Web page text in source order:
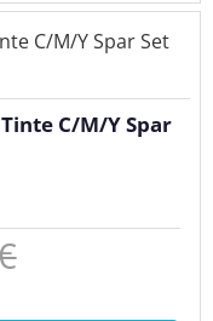
C/M/Y Spar
Preis: